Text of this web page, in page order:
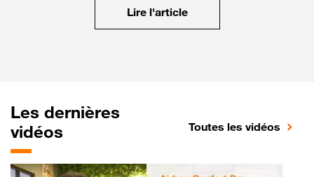
Lire l'article
Les dernières
vidéos
Toutes les vidéos